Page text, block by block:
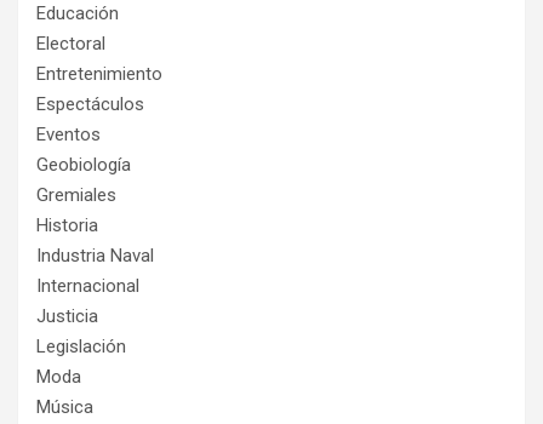
Educación
Electoral
Entretenimiento
Espectáculos
Eventos
Geobiología
Gremiales
Historia
Industria Naval
Internacional
Justicia
Legislación
Moda
Música